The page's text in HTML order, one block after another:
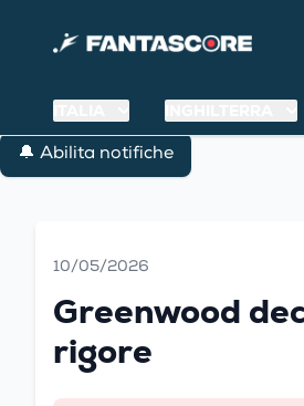
🔔 Abilita notifiche
10/05/2026
Greenwood
rigore